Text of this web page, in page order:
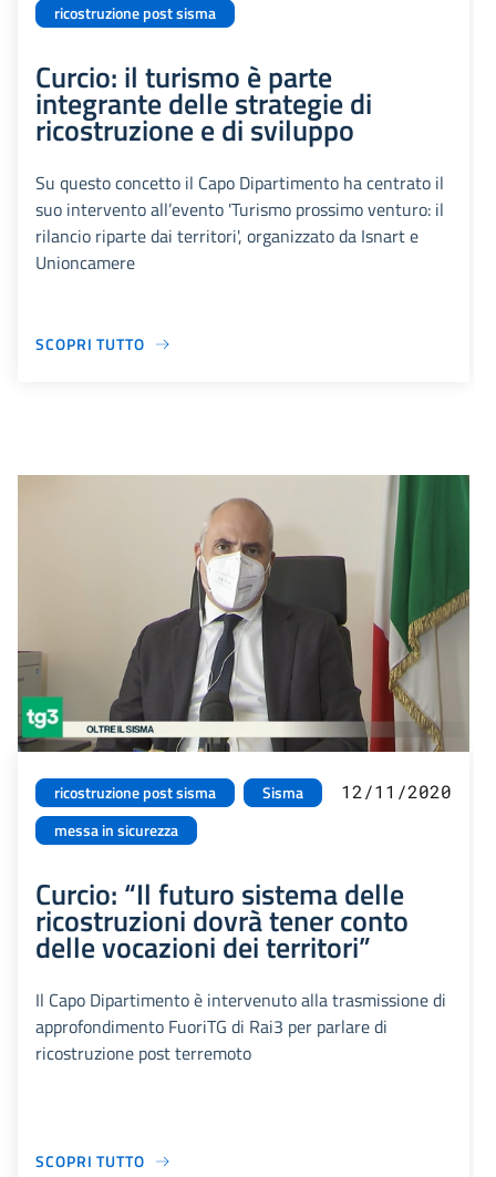
ricostruzione post sisma
Curcio: il turismo è parte
integrante delle strategie di
ricostruzione e di sviluppo
Su questo concetto il Capo Dipartimento ha centrato il
suo intervento all’evento 'Turismo prossimo venturo: il
rilancio riparte dai territori', organizzato da Isnart e
Unioncamere
SCOPRI TUTTO
ricostruzione post sisma
Sisma
messa in sicurezza
12/11/2020
Curcio: “Il futuro sistema delle
ricostruzioni dovrà tener conto
delle vocazioni dei territori”
Il Capo Dipartimento è intervenuto alla trasmissione di
approfondimento FuoriTG di Rai3 per parlare di
ricostruzione post terremoto
SCOPRI TUTTO